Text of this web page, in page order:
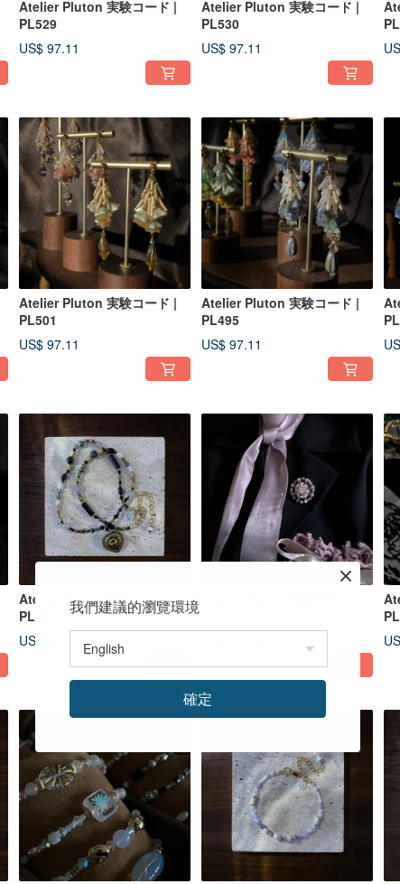
Atelier Pluton 実験コード |
PL529
US$ 97.11
Atelier Pluton 実験コード |
PL530
US$ 97.11
Atelier Pluton 実験コード |
PL501
US$ 97.11
Atelier Pluton 実験コード |
PL495
US$ 97.11
Atelier Pluton 実験コード |
PL480
US$ 88.20
我們建議的瀏覽環境
確定